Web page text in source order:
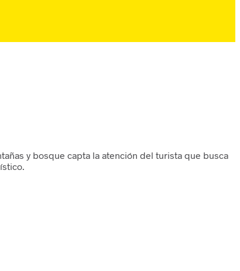
y bosque capta la atención del turista que busca